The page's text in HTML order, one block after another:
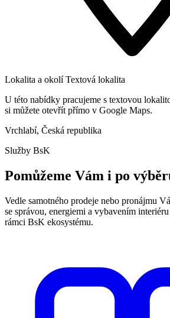
Lokalita a okolí Textová lokalita
U této nabídky pracujeme s textovou
si můžete otevřít přímo v Google Maps.
Vrchlabí, Česká republika
Služby BsK
Pomůžeme Vám i po
Vedle samotného prodeje nebo pronájmu
se správou, energiemi a vybavením
rámci BsK ekosystému.